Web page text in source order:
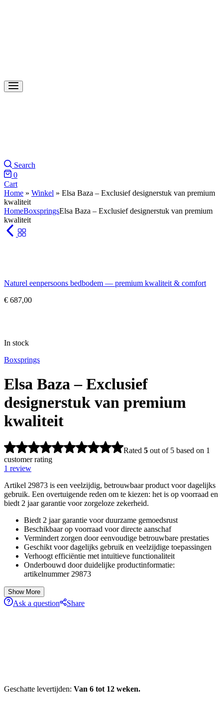
Search
0
Cart
Home » Winkel » Elsa Baza – Exclusief designerstuk van premium
kwaliteit
HomeBoxspringsElsa Baza – Exclusief designerstuk van premium
kwaliteit
Naturel eenpersoons bedbodem — premium kwaliteit & comfort
€ 687,00
In stock
Boxsprings
Elsa Baza – Exclusief
designerstuk van premium
kwaliteit
Rated 5 out of 5 based on 1
customer rating
1 review
Artikel 29873 is een veelzijdig, betrouwbaar product voor dagelijks
gebruik. Een overtuigende reden om te kiezen: het is op voorraad en
biedt 2 jaar garantie voor zorgeloze zekerheid.
Biedt 2 jaar garantie voor duurzame gemoedsrust
Beschikbaar op voorraad voor directe aanschaf
Vermindert zorgen door eenvoudige betrouwbare prestaties
Geschikt voor dagelijks gebruik en veelzijdige toepassingen
Verhoogt efficiëntie met intuïtieve functionaliteit
Onderbouwd door duidelijke productinformatie:
artikelnummer 29873
Show More
Ask a question Share
Geschatte levertijden: Van 6 tot 12 weken.